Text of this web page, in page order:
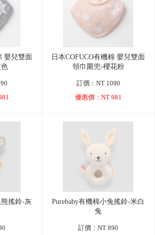
嬰兒雙面
日本COFUCO有機棉 嬰兒雙面
領巾圍兜-櫻花粉
訂價：NT 1090
優惠價：NT 981
熊搖鈴-灰
Purebaby有機棉小兔搖鈴-米白
兔
訂價：NT 890